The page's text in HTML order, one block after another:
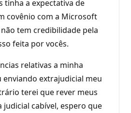
tinha a expectativa de
covênio com a Microsoft
tem credibilidade pela
feita por vocês.
relativas a minha
enviando extrajudicial meu
terei que rever meus
cabível, espero que